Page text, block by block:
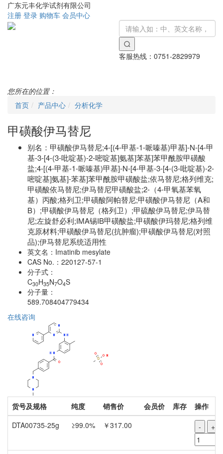
广东元丰化学试剂有限公司
注册 登录 购物车 会员中心
客服热线： 0751-2829979
您所在的位置：
首页
产品中心 分析化学
甲磺酸伊马替尼
别名： 甲磺酸伊马替尼;4-[(4-甲基-1-哌嗪基)甲基]-N-[4-甲
基-3-[4-(3-吡啶基)-2-嘧啶基]氨基]苯基]苯甲酰胺甲磺酸
盐;4-[(4-甲基-1-哌嗪基)甲基]-N-[4-甲基-3-[4-(3-吡啶基)-2-
嘧啶基]氨基]-苯基]苯甲酰胺甲磺酸盐;依马替尼;格列维克;
甲磺酸依马替尼;伊马替尼甲磺酸盐;2-（4-甲氧基苯氧
基）丙酸;格列卫;甲磺酸阿帕替尼;甲磺酸伊马替尼（A和
B）;甲磺酸伊马替尼（格列卫）;甲硫酸伊马替尼;伊马替
尼;左旋舒必利;IMA锡IB甲磺酸盐;甲磺酸伊玛替尼;格列维
克原材料;甲磺酸伊马替尼(抗肿瘤);甲磺酸伊马替尼(对照
品);伊马替尼系统适用性
英文名： Imatinib mesylate
CAS No.： 220127-57-1
分子式：
C30H35N7O4S
分子量：
589.708404779434
在线咨询
货号及规格 纯度 销售价 会员价 库存
操作
DTA00735-25g
≥99.0% ￥317.00 - +